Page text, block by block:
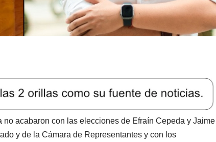
acabaron con las elecciones de Efraín Cepeda y Jaime
y de la Cámara de Representantes y con los